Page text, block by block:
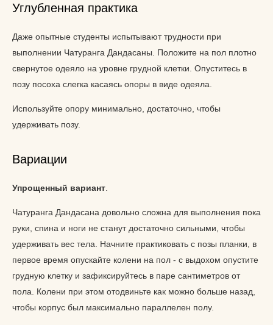
Углубленная практика
Даже опытные студенты испытывают трудности при
выполнении Чатуранга Дандасаны. Положите на пол плотно
свернутое одеяло на уровне грудной клетки. Опуститесь в
позу посоха слегка касаясь опоры в виде одеяла.
Используйте опору минимально, достаточно, чтобы
удерживать позу.
Вариации
Упрощенный вариант
Чатуранга Дандасана довольно сложна для выполнения пока
руки, спина и ноги не станут достаточно сильными, чтобы
удерживать вес тела. Начните практиковать с позы планки, в
первое время опускайте колени на пол - с выдохом опустите
грудную клетку и зафиксируйтесь в паре сантиметров от
пола. Колени при этом отодвиньте как можно больше назад,
чтобы корпус был максимально параллелен полу.